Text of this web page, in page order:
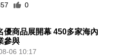
0
優商品展開幕 450多家海內
參與
06 10:17